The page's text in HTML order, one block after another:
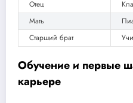
Отец
Мать
Старший брат
Обучение и первые
карьере